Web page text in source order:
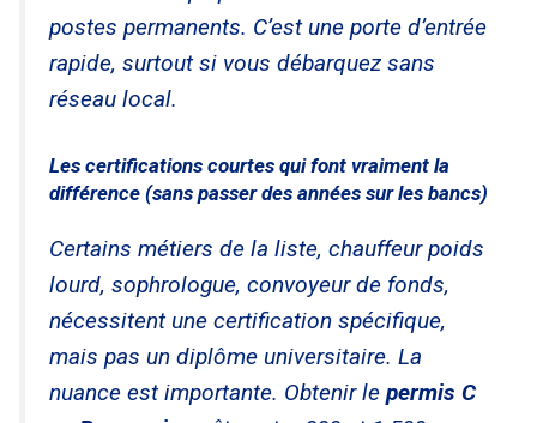
postes permanents. C’est une porte d’entrée
rapide, surtout si vous débarquez sans
réseau local.
Les certifications courtes qui font vraiment la
différence (sans passer des années sur les bancs)
Certains métiers de la liste, chauffeur poids
lourd, sophrologue, convoyeur de fonds,
nécessitent une certification spécifique,
mais pas un diplôme universitaire. La
nuance est importante. Obtenir le permis C